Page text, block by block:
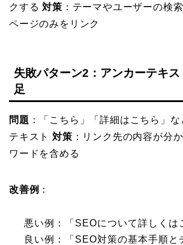
クする対策 ：テーマやユーザーの検
ページのみをリンク
失敗パターン2：アンカーテキ
足
問題 ：「こちら」「詳細はこちら」
テキスト 対策 ：リンク先の内容が分
ワードを含める
改善例 ：
悪い例：「SEOについて詳しくは
良い例：「SEO対策の基本手順と